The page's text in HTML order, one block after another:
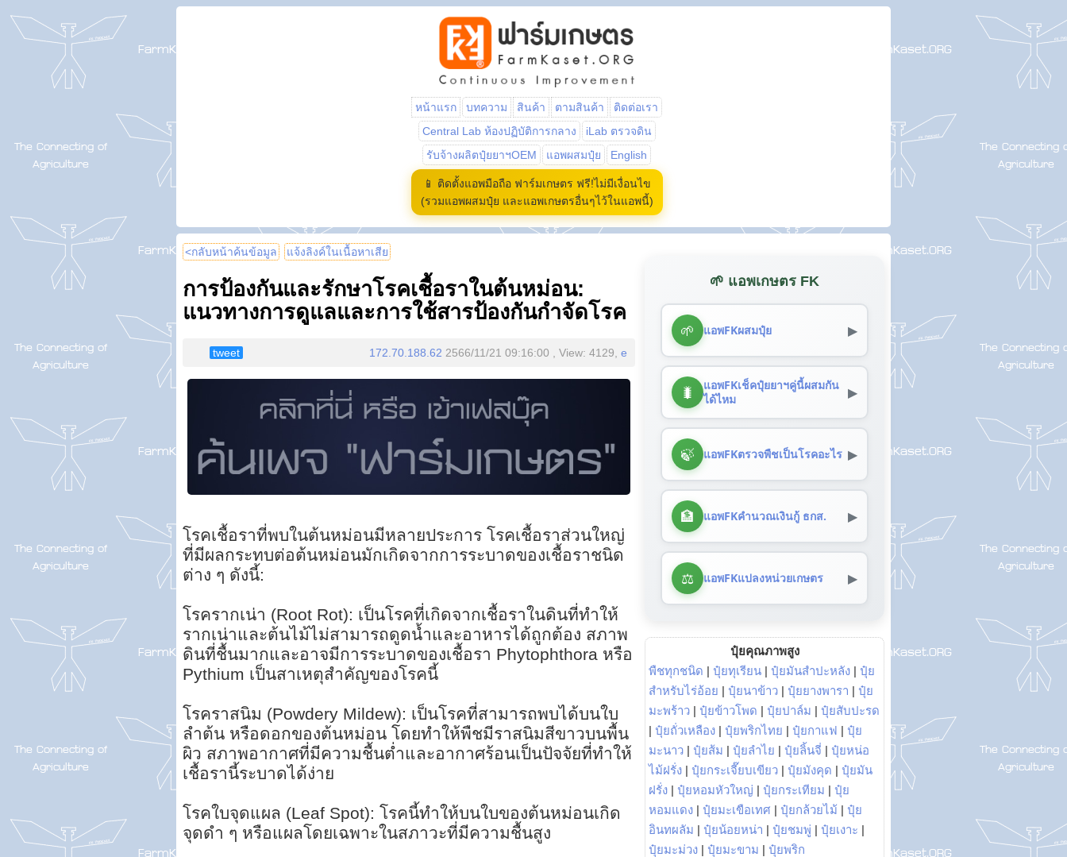
หน้าแรก บทความ สินค้า ตามสินค้า
ติดต่อเรา
Central Lab ห้องปฏิบัติการกลาง
iLab ตรวจดิน
รับจ้างผลิตปุ๋ยยาฯOEM
แอพผสมปุ๋ย English
📱 ติดตั้งแอพมือถือ ฟาร์มเกษตร ฟรี!ไม่มีเงื่อนไข
(รวมแอพผสมปุ๋ย และแอพเกษตรอื่นๆไว้ในแอพนี้)
<กลับหน้าค้นข้อมูล แจ้งลิงค์ในเนื้อหาเสีย
การป้องกันและรักษาโรคเชื้อราในต้นหม่อน:
แนวทางการดูแลและการใช้สารป้องกันกำจัดโรค
tweet 172.70.188.62 2566/11/21 09:16:00 , View: 4129, e
โรคเชื้อราที่พบในต้นหม่อนมีหลายประการ โรคเชื้อราส่วนใหญ่
ที่มีผลกระทบต่อต้นหม่อนมักเกิดจากการระบาดของเชื้อราชนิด
ต่าง ๆ ดังนี้:
โรครากเน่า (Root Rot): เป็นโรคที่เกิดจากเชื้อราในดินที่ทำให้
รากเน่าและต้นไม้ไม่สามารถดูดน้ำและอาหารได้ถูกต้อง สภาพ
ดินที่ชื้นมากและอาจมีการระบาดของเชื้อรา Phytophthora หรือ
Pythium เป็นสาเหตุสำคัญของโรคนี้
โรคราสนิม (Powdery Mildew): เป็นโรคที่สามารถพบได้บนใบ
ลำต้น หรือดอกของต้นหม่อน โดยทำให้พืชมีราสนิมสีขาวบนพื้น
ผิว สภาพอากาศที่มีความชื้นต่ำและอากาศร้อนเป็นปัจจัยที่ทำให้
เชื้อรานี้ระบาดได้ง่าย
โรคใบจุดแผล (Leaf Spot): โรคนี้ทำให้บนใบของต้นหม่อนเกิด
จุดดำ ๆ หรือแผลโดยเฉพาะในสภาวะที่มีความชื้นสูง
🌱 แอพเกษตร FK
🌱 แอพFKผสมปุ๋ย ▶
🐛
แอพFKเช็คปุ๋ยยาฯคู่นี้ผสมกัน
ได้ไหม
▶
🍃 แอพFKตรวจพืชเป็นโรคอะไร ▶
🏦 แอพFKคำนวณเงินกู้ ธกส. ▶
⚖️ แอพFKแปลงหน่วยเกษตร ▶
ปุ๋ยคุณภาพสูง
พืชทุกชนิด | ปุ๋ยทุเรียน | ปุ๋ยมันสำปะหลัง | ปุ๋ย
สำหรับไร่อ้อย | ปุ๋ยนาข้าว | ปุ๋ยยางพารา | ปุ๋ย
มะพร้าว | ปุ๋ยข้าวโพด | ปุ๋ยปาล์ม | ปุ๋ยสับปะรด
| ปุ๋ยถั่วเหลือง | ปุ๋ยพริกไทย | ปุ๋ยกาแฟ | ปุ๋ย
มะนาว | ปุ๋ยส้ม | ปุ๋ยลำไย | ปุ๋ยลิ้นจี่ | ปุ๋ยหน่อ
ไม้ฝรั่ง | ปุ๋ยกระเจี๊ยบเขียว | ปุ๋ยมังคุด | ปุ๋ยมัน
ฝรั่ง | ปุ๋ยหอมหัวใหญ่ | ปุ๋ยกระเทียม | ปุ๋ย
หอมแดง | ปุ๋ยมะเขือเทศ | ปุ๋ยกล้วยไม้ | ปุ๋ย
อินทผลัม | ปุ๋ยน้อยหน่า | ปุ๋ยชมพู่ | ปุ๋ยเงาะ |
ปุ๋ยมะม่วง | ปุ๋ยมะขาม | ปุ๋ยพริก